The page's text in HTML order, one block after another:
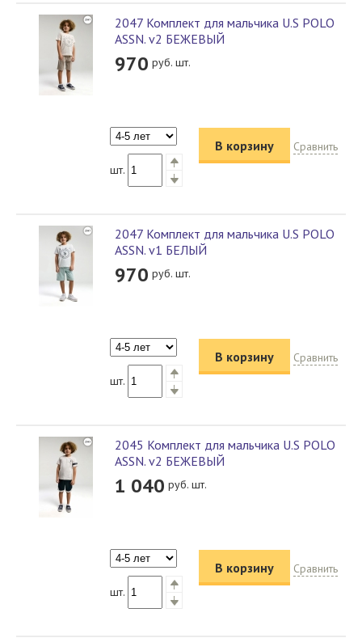
2047 Комплект для мальчика U.S POLO
ASSN. v2 БЕЖЕВЫЙ
970 руб. шт.
шт.
В корзину Сравнить
2047 Комплект для мальчика U.S POLO
ASSN. v1 БЕЛЫЙ
970 руб. шт.
шт.
В корзину Сравнить
2045 Комплект для мальчика U.S POLO
ASSN. v2 БЕЖЕВЫЙ
1 040 руб. шт.
шт.
В корзину Сравнить